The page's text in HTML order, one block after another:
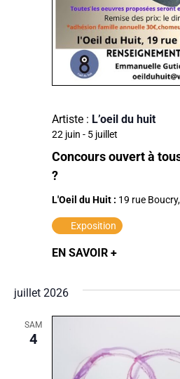
22 juin - 5 juillet
Concours ouvert à
?
L'Oeil du Huit : 19 rue
Exposition
Artiste : L’oeil du huit
EN SAVOIR +
juillet 2026
SAM
4